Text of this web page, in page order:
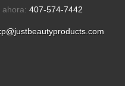
ahora: 407-574-7442